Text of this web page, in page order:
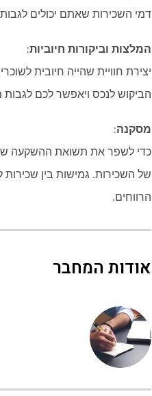
דמי השכירות שאתם יכולים לגבות.
המלצות וביקורות חיוביות:
הביקוש לנכס ויאפשר לכם לגבות
מסקנה:
כדי לשפר את תשואת ההשקעה
של השכירות. גמישות בין שכירות
הרווחים.
אודות המחבר